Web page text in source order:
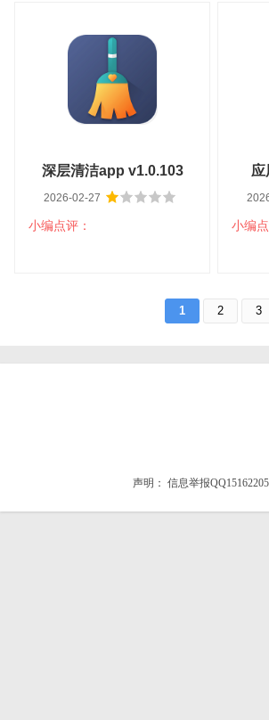
大小：8M
平台：安卓
分类：系统工具
语言：中文
查看详情
大小：
深层清洁app v1.0.103
2026-02-27
小编点评：
应
小编点
1 2 3
声明： 信息举报